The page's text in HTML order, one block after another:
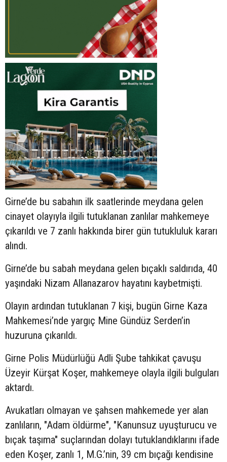
Girne’de bu sabahın ilk saatlerinde meydana gelen
cinayet olayıyla ilgili tutuklanan zanlılar mahkemeye
çıkarıldı ve 7 zanlı hakkında birer gün tutukluluk kararı
alındı.
Girne’de bu sabah meydana gelen bıçaklı saldırıda, 40
yaşındaki Nizam Allanazarov hayatını kaybetmişti.
Olayın ardından tutuklanan 7 kişi, bugün Girne Kaza
Mahkemesi’nde yargıç Mine Gündüz Serden’in
huzuruna çıkarıldı.
Girne Polis Müdürlüğü Adli Şube tahkikat çavuşu
Üzeyir Kürşat Koşer, mahkemeye olayla ilgili bulguları
aktardı.
Avukatları olmayan ve şahsen mahkemede yer alan
zanlıların, "Adam öldürme", "Kanunsuz uyuşturucu ve
bıçak taşıma" suçlarından dolayı tutuklandıklarını ifade
eden Koşer, zanlı 1, M.G.’nin, 39 cm bıçağı kendisine